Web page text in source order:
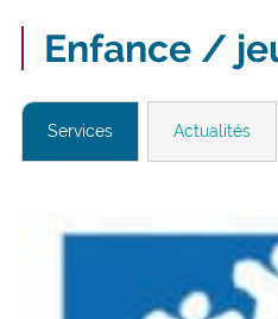
Enfance /
Services Actualités